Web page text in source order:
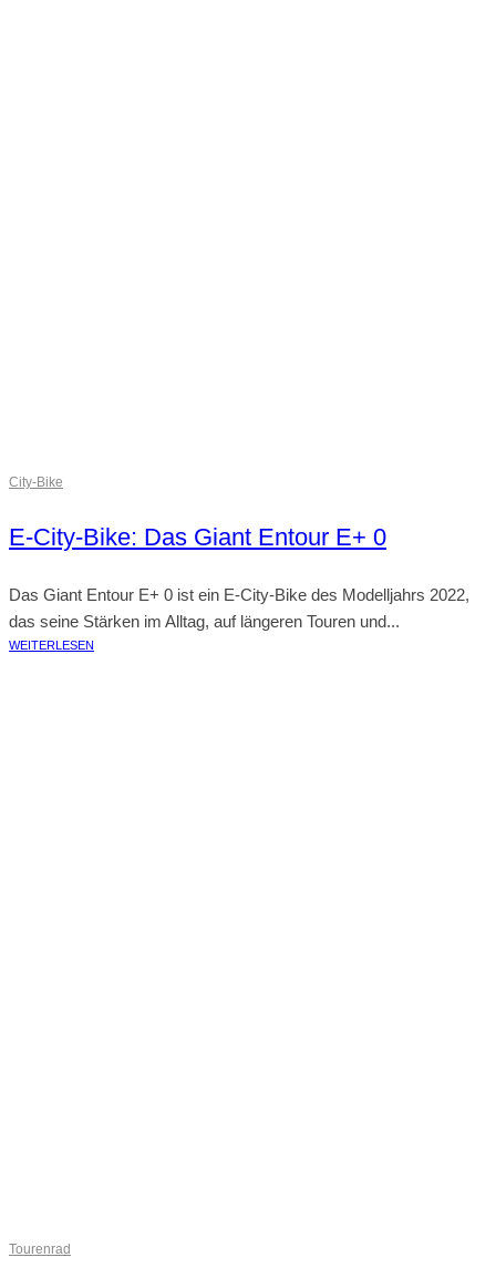
City-Bike
E-City-Bike: Das Giant Entour E+ 0
Das Giant Entour E+ 0 ist ein E-City-Bike des Modelljahrs 2022,
das seine Stärken im Alltag, auf längeren Touren und...
WEITERLESEN
Tourenrad